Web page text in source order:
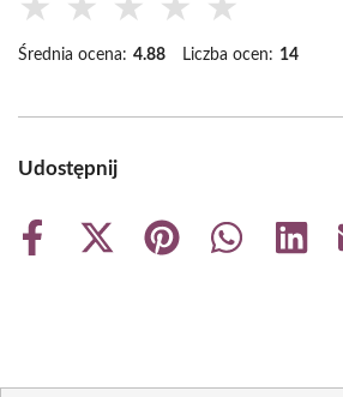
★ ★ ★ ★ ★
Średnia ocena: 4.88 Liczba ocen: 14
Udostępnij
Share
Share
Share
Share
Share